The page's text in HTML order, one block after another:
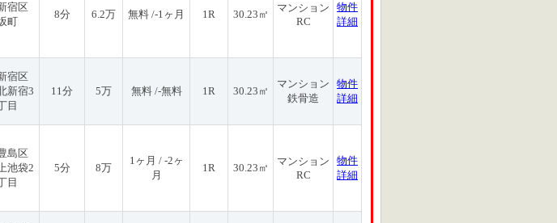
宿区
町
8分 6.2万 無料 /-1ヶ月 1R 30.23㎡
マンション
RC
物件
詳細
宿区
新宿3
目
11分 5万 無料 /-無料 1R 30.23㎡
マンション
鉄骨造
物件
詳細
島区
池袋2
目
5分 8万
1ヶ月 / -2ヶ
月
1R 30.23㎡
マンション
RC
物件
詳細